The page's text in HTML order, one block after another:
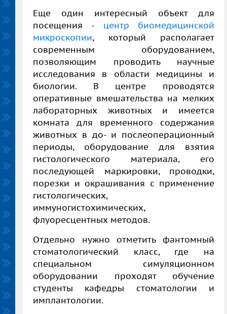
Еще один интересный объект для
посещения - центр биомедицинской
микроскопии, который располагает
современным оборудованием,
позволяющим проводить научные
исследования в области медицины и
биологии. В центре проводятся
оперативные вмешательства на мелких
лабораторных животных и имеется
комната для временного содержания
животных в до- и послеоперационный
периоды, оборудование для взятия
гистологического материала, его
последующей маркировки, проводки,
порезки и окрашивания с применение
гистологических,
иммуногистохимических,
флуоресцентных методов.
Отдельно нужно отметить фантомный
стоматологический класс, где на
специальном симуляционном
оборудовании проходят обучение
студенты кафедры стоматологии и
имплантологии.